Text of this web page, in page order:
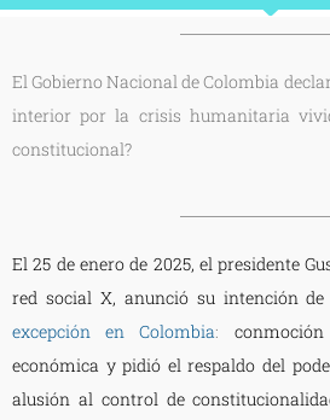
El Gobierno Nacional de Colombia
interior por la crisis humanitaria
constitucional?
El 25 de enero de 2025, el presidente
red social X, anunció su intención de
excepción en Colombia:
económica y pidió el respaldo del
alusión al control de